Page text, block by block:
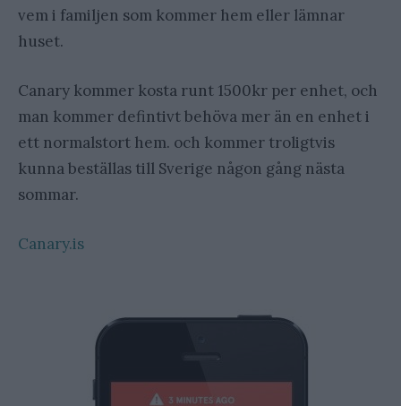
vem i familjen som kommer hem eller lämnar
huset.
Canary kommer kosta runt 1500kr per enhet, och
man kommer defintivt behöva mer än en enhet i
ett normalstort hem. och kommer troligtvis
kunna beställas till Sverige någon gång nästa
sommar.
Canary.is